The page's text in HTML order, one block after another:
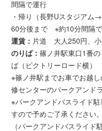
間隔で運行
・帰り（長野Uスタジアム
60分後まで ※約10分間隔
運賃： 片道 大人250円、
のりば：篠ノ井駅東口1番
ば（ビクトリーロード横）
※篠ノ井駅までお車でお越
修センターのパークアンド
※パークアンドバスライド
すので予めご了承ください。
（パークアンドバスライド